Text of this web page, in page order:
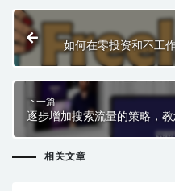
如何在零投资和不工
下一篇
逐步增加搜索流量的策略，
行一个完整的SEO策略！
相关文章